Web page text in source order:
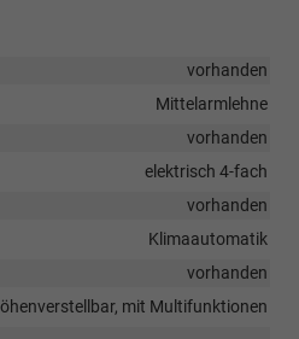
vorhanden
Mittelarmlehne
vorhanden
elektrisch 4-fach
vorhanden
Klimaautomatik
vorhanden
mit Multifunktionen